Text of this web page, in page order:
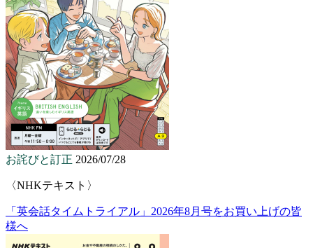
お詫びと訂正 2026/07/28
〈NHKテキスト〉
「英会話タイムトライアル」2026年8月号をお買い上げの皆
様へ